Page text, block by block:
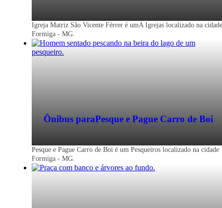
Igreja Matriz São Vicente Férrer é umA Igrejas localizado na cidade
Formiga - MG.
Ônibus paraPesque e Pague Carro de Boi
Pesque e Pague Carro de Boi é um Pesqueiros localizado na cidade
Formiga - MG.